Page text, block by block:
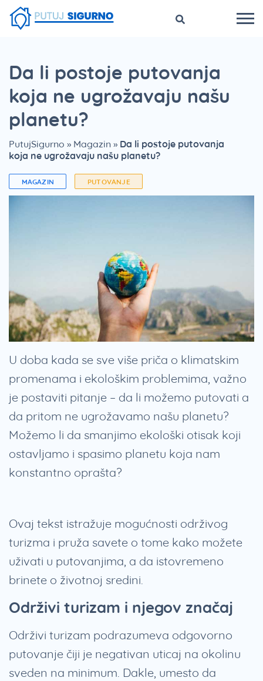
Da li postoje putovanja
koja ne ugrožavaju našu
planetu?
PutujSigurno » Magazin » Da li postoje putovanja
koja ne ugrožavaju našu planetu?
MAGAZIN PUTOVANJE
U doba kada se sve više priča o klimatskim
promenama i ekološkim problemima, važno
je postaviti pitanje – da li možemo putovati a
da pritom ne ugrožavamo našu planetu?
Možemo li da smanjimo ekološki otisak koji
ostavljamo i spasimo planetu koja nam
konstantno oprašta?
Ovaj tekst istražuje mogućnosti održivog
turizma i pruža savete o tome kako možete
uživati u putovanjima, a da istovremeno
brinete o životnoj sredini.
Održivi turizam i njegov značaj
Održivi turizam podrazumeva odgovorno
putovanje čiji je negativan uticaj na okolinu
sveden na minimum. Dakle, umesto da